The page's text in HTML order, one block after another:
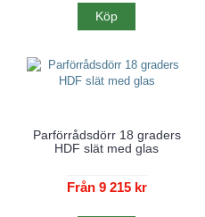
Köp
Parförrådsdörr 18 graders
HDF slät med glas
Från 9 215 kr